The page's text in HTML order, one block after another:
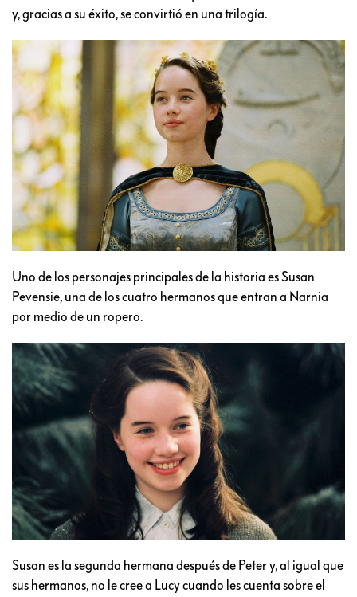
y, gracias a su éxito, se convirtió en una trilogía.
Uno de los personajes principales de la historia es Susan
Pevensie, una de los cuatro hermanos que entran a Narnia
por medio de un ropero.
Susan es la segunda hermana después de Peter y, al igual que
sus hermanos, no le cree a Lucy cuando les cuenta sobre el